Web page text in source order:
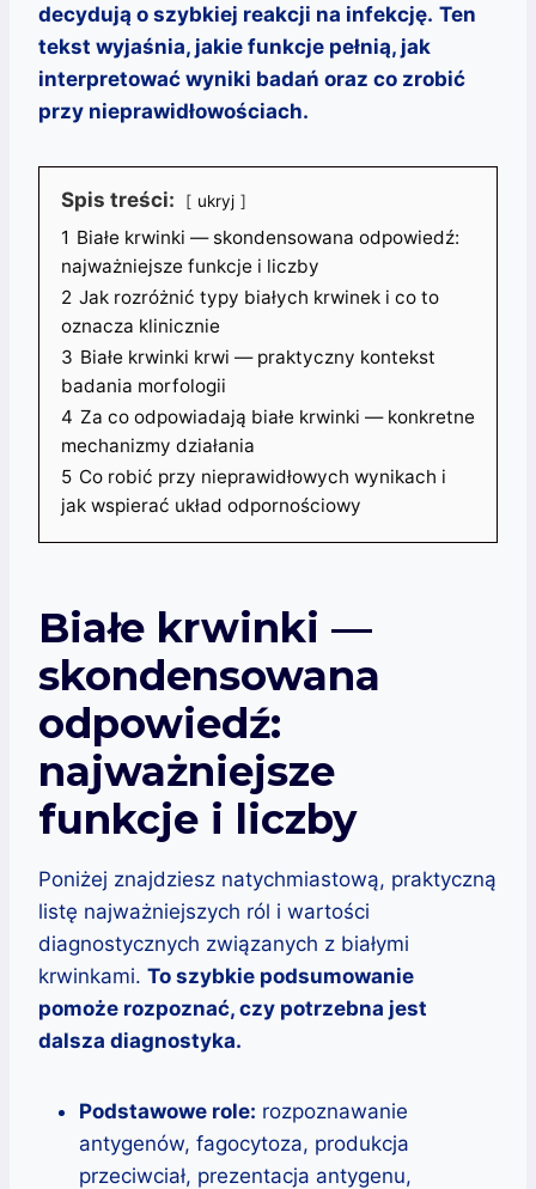
decydują o szybkiej reakcji na infekcję. Ten
tekst wyjaśnia, jakie funkcje pełnią, jak
interpretować wyniki badań oraz co zrobić
przy nieprawidłowościach.
Spis treści: ukryj
1 Białe krwinki — skondensowana odpowiedź:
najważniejsze funkcje i liczby
2 Jak rozróżnić typy białych krwinek i co to
oznacza klinicznie
3 Białe krwinki krwi — praktyczny kontekst
badania morfologii
4 Za co odpowiadają białe krwinki — konkretne
mechanizmy działania
5 Co robić przy nieprawidłowych wynikach i
jak wspierać układ odpornościowy
Białe krwinki —
skondensowana
odpowiedź:
najważniejsze
funkcje i liczby
Poniżej znajdziesz natychmiastową, praktyczną
listę najważniejszych ról i wartości
diagnostycznych związanych z białymi
krwinkami. To szybkie podsumowanie
pomoże rozpoznać, czy potrzebna jest
dalsza diagnostyka.
Podstawowe role: rozpoznawanie
antygenów, fagocytoza, produkcja
przeciwciał, prezentacja antygenu,